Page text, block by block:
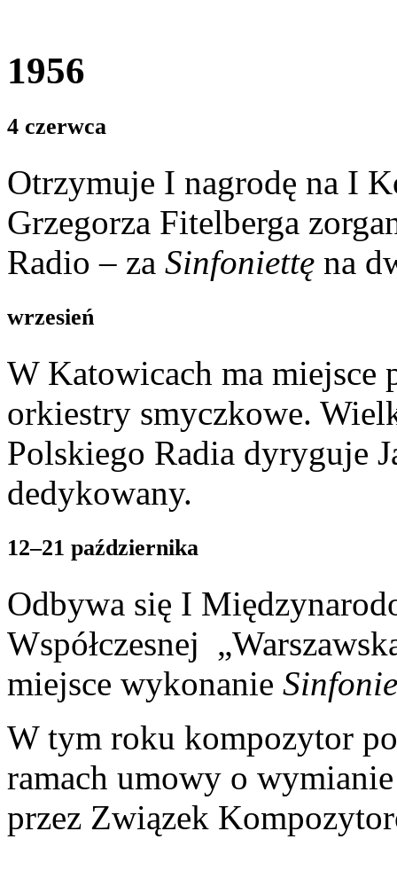
1956
4 czerwca
Otrzymuje I nagrodę na I
Grzegorza Fitelberga
Radio – za Sinfoniettę na
wrzesień
W Katowicach ma miejsce
orkiestry smyczkowe.
Polskiego Radia dyryguje
dedykowany.
12–21 października
Odbywa się I
Współczesnej
miejsce wykonanie
W tym roku kompozytor
ramach umowy o
przez Związek